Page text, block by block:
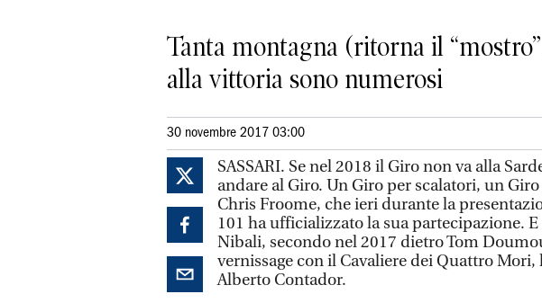
Tanta montagna (ritorna il
alla vittoria sono numerosi
30 novembre 2017 03:00
SASSARI. Se nel 2018 il Giro non va alla
andare al Giro. Un Giro per scalatori, un
Chris Froome, che ieri durante la
101 ha ufficializzato la sua partecipazione.
Nibali, secondo nel 2017 dietro Tom
vernissage con il Cavaliere dei Quattro
Alberto Contador.